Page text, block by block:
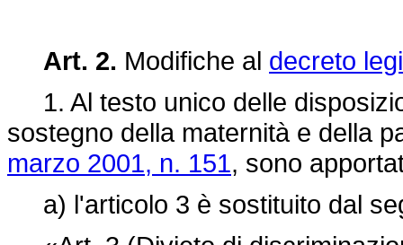
Art. 2. Modifiche al decreto
1. Al testo unico delle
sostegno della maternità e della
marzo 2001, n. 151, sono
a) l'articolo 3 è sostituito dal